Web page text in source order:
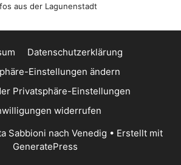
aus der Lagunenstadt
Datenschutzerklärung
Einstellungen ändern
Privatsphäre-Einstellungen
widerrufen
Sabbioni nach Venedig • Erstellt mit
GeneratePress